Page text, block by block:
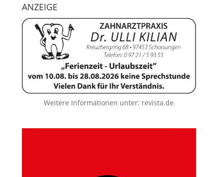
ANZEIGE
Weitere Informationen unter: revista.de